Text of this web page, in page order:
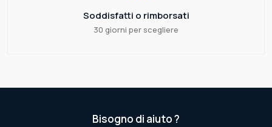
Soddisfatti o rimborsati
30 giorni per scegliere
Bisogno di aiuto ?